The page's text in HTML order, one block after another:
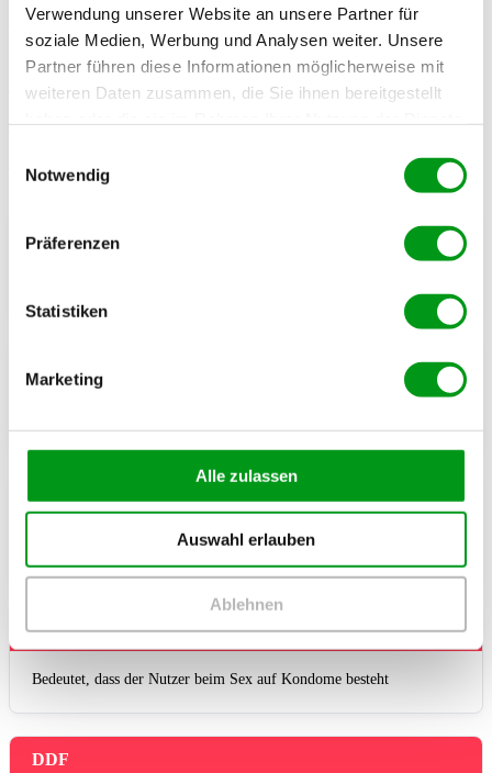
Verwendung unserer Website an unsere Partner für
soziale Medien, Werbung und Analysen weiter. Unsere
Partner führen diese Informationen möglicherweise mit
weiteren Daten zusammen, die Sie ihnen bereitgestellt
Notwendig
Präferenzen
Statistiken
Marketing
Alle zulassen
Auswahl erlauben
Ablehnen
Die wichtigsten Abkürzungen und Codes
der Community
Gerade als Neueinsteiger kann die Sprache beim Gay-Dating
oft aus dem englischsprachigen Raum stammen. Damit du weißt,
wichtigsten Codes für dich entschlüsselt.
NSA
Top / Btm / Vers
Bezeichnet die sexuelle Vorliebe (Aktiv / Passiv / Vielseitig)
Safe
Bedeutet, dass der Nutzer beim Sex auf Kondome besteht
DDF